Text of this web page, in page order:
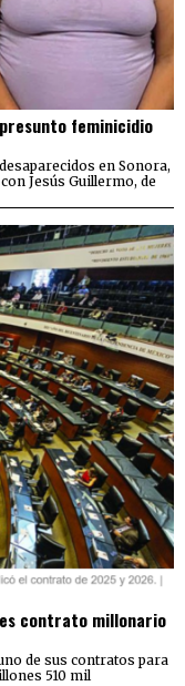
feminicidio
en Sonora,
Jesús Guillermo, de
contrato millonario
de sus contratos para
510 mil